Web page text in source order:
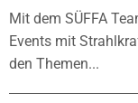
Mit dem SÜFFA
Events mit
den Themen...